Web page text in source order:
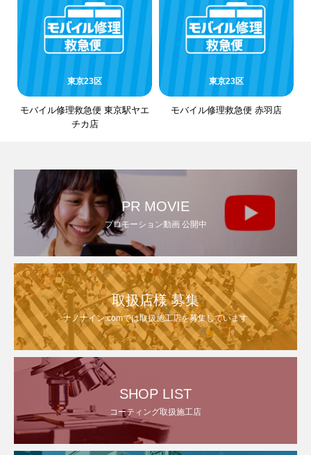
東京23区
モバイル修理救急便 東京駅ヤエ
チカ店
東京23区
モバイル修理救急便 赤羽店
PR MOVIE
プロモーション動画 公開中
取扱店様 募集
ナノナイン.comでは取扱施工店を募集しています
SHOP LIST
コーティング取扱施工店